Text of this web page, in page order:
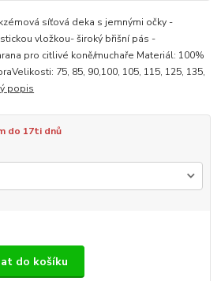
síťová deka s jemnými očky -
vložkou- široký břišní pás -
pro citlivé koně/muchaře Materiál: 100%
75, 85, 90,100, 105, 115, 125, 135,
popis
do 17ti dnů
do košíku